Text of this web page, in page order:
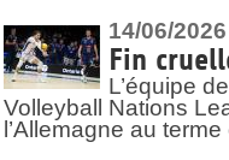
14/06/2026
Fin
L’équipe
Volleyball Nations
l’Allemagne au